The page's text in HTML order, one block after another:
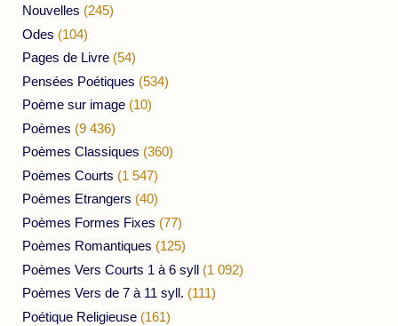
Nouvelles (245)
Odes (104)
Pages de Livre (54)
Pensées Poétiques (534)
Poème sur image (10)
Poèmes (9 436)
Poèmes Classiques (360)
Poèmes Courts (1 547)
Poèmes Etrangers (40)
Poèmes Formes Fixes (77)
Poèmes Romantiques (125)
Poèmes Vers Courts 1 à 6 syll (1 092)
Poèmes Vers de 7 à 11 syll. (111)
Poétique Religieuse (161)